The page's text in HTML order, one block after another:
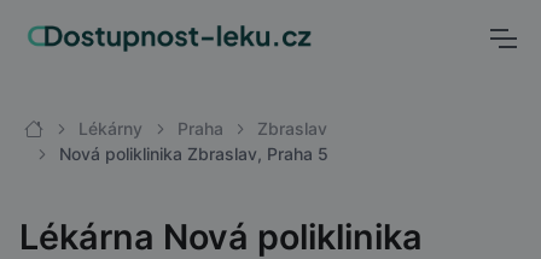
Lékárny Praha
Zbraslav
Nová poliklinika Zbraslav, Praha 5
Lékárna Nová poliklinika